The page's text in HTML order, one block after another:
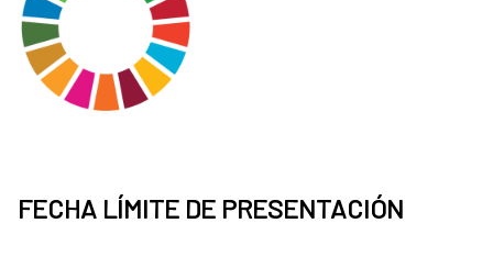
FECHA LÍMITE DE PRESENTACIÓN